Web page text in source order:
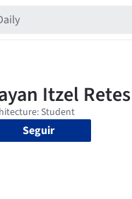
Seguir